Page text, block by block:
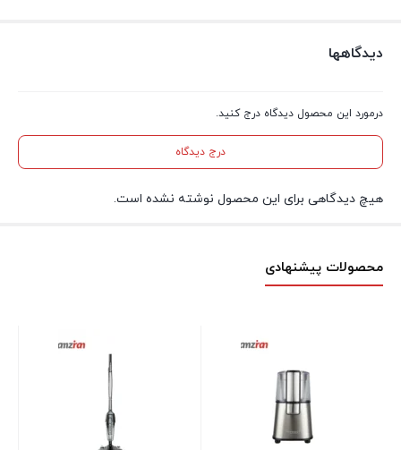
دیدگاهها
درمورد این محصول دیدگاه درج کنید.
درج دیدگاه
هیچ دیدگاهی برای این محصول نوشته نشده است.
محصولات پیشنهادی